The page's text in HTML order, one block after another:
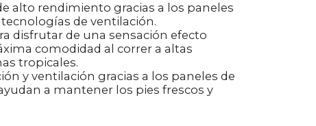
alto rendimiento gracias a los paneles
de ventilación.
disfrutar de una sensación efecto
comodidad al correr a altas
tropicales.
y ventilación gracias a los paneles de
a mantener los pies frescos y